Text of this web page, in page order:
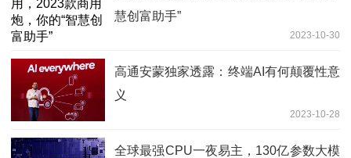
慧创富助手”
2023-10-30
高通安蒙独家透露：终端AI有何颠覆性意
义
2023-10-28
全球最强CPU一夜易主，130亿参数大模